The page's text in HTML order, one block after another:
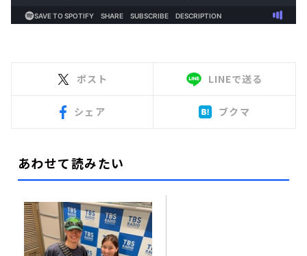
ポスト LINEで送る
シェア ブクマ
あわせて読みたい